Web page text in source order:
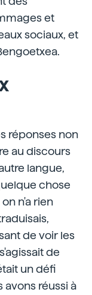
et
sociaux, et
réponses non
au discours
langue,
chose
n'a rien
de voir les
de
un défi
avons réussi à